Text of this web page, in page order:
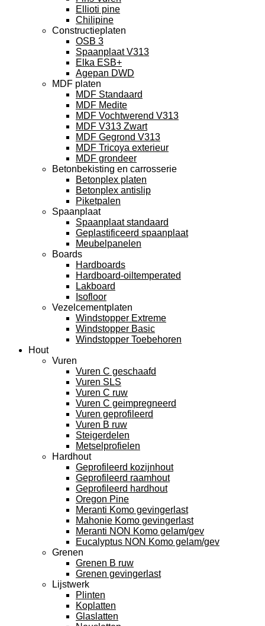
Ellioti pine
Chilipine
Constructieplaten
OSB 3
Spaanplaat V313
Elka ESB+
Agepan DWD
MDF platen
MDF Standaard
MDF Medite
MDF Vochtwerend V313
MDF V313 Zwart
MDF Gegrond V313
MDF Tricoya exterieur
MDF grondeer
Betonbekisting en carrosserie
Betonplex platen
Betonplex antislip
Piketpalen
Spaanplaat
Spaanplaat standaard
Geplastificeerd spaanplaat
Meubelpanelen
Boards
Hardboards
Hardboard-oiltemperated
Lakboard
Isofloor
Vezelcementplaten
Windstopper Extreme
Windstopper Basic
Windstopper Toebehoren
Hout
Vuren
Vuren C geschaafd
Vuren SLS
Vuren C ruw
Vuren C geimpregneerd
Vuren geprofileerd
Vuren B ruw
Steigerdelen
Metselprofielen
Hardhout
Geprofileerd kozijnhout
Geprofileerd raamhout
Geprofileerd hardhout
Oregon Pine
Meranti Komo gevingerlast
Mahonie Komo gevingerlast
Meranti NON Komo gelam/gev
Eucalyptus NON Komo gelam/gev
Grenen
Grenen B ruw
Grenen gevingerlast
Lijstwerk
Plinten
Koplatten
Glaslatten